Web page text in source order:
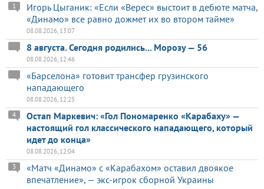
Игорь Цыганик: «Если «Верес» выстоит в дебюте матча,
«Динамо» все равно дожмет их во втором тайме»
1
08.08.2026, 13:07
8 августа. Сегодня родились... Морозу — 56
08.08.2026, 12:46
«Барселона» готовит трансфер грузинского
нападающего
08.08.2026, 12:25
Остап Маркевич: «Гол Пономаренко «Карабаху» —
настоящий гол классического нападающего, который
идет до конца»
4
08.08.2026, 12:04
«Матч «Динамо» с «Карабахом» оставил двоякое
впечатление», — экс-игрок сборной Украины
3